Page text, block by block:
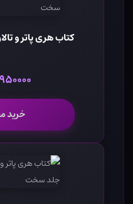
کتاب هری پاتر و
۹۵۰۰۰۰ تومان
خرید